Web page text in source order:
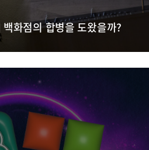
화점의 합병을 도왔을까?